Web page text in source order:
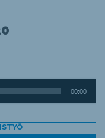
00:00